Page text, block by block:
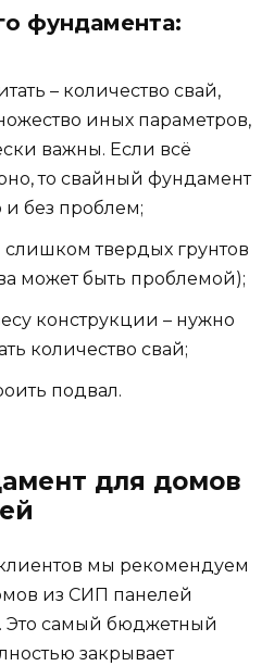
фундамента:
– количество свай,
иных параметров,
важны. Если всё
то свайный фундамент
и без проблем;
твердых грунтов
может быть проблемой);
конструкции – нужно
количество свай;
подвал.
для домов
мы рекомендуем
из СИП панелей
Это самый бюджетный
закрывает